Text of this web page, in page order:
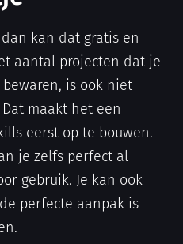
kan dat gratis en
aantal projecten dat je
is ook niet
maakt het een
eerst op te bouwen.
je zelfs perfect al
gebruik. Je kan ook
perfecte aanpak is